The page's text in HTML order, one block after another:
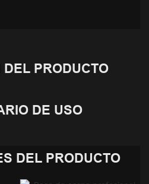
DEL PRODUCTO
DE USO
DEL PRODUCTO